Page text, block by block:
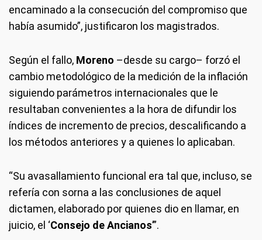
encaminado a la consecución del compromiso que
había asumido”, justificaron los magistrados.
Según el fallo, Moreno –desde su cargo– forzó el
cambio metodológico de la medición de la inflación
siguiendo parámetros internacionales que le
resultaban convenientes a la hora de difundir los
índices de incremento de precios, descalificando a
los métodos anteriores y a quienes lo aplicaban.
“Su avasallamiento funcional era tal que, incluso, se
refería con sorna a las conclusiones de aquel
dictamen, elaborado por quienes dio en llamar, en
juicio, el ‘Consejo de Ancianos’”.